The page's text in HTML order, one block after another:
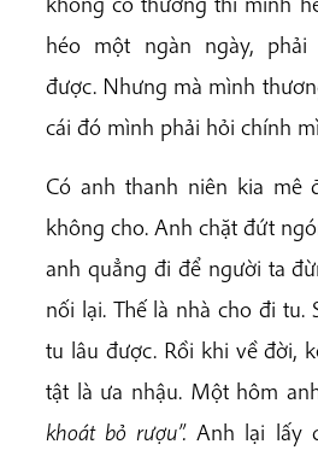
héo một ngàn ngày,
được. Nhưng mà mình
cái đó mình phải hỏi chính
Có anh thanh niên kia mê
không cho. Anh chặt đứt
anh quẳng đi để người ta
nối lại. Thế là nhà cho đi tu.
tu lâu được. Rồi khi về đời,
tật là ưa nhậu. Một hôm
khoát bỏ rượu”. Anh lại lấy